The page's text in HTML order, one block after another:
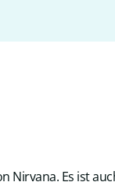
Nirvana. Es ist